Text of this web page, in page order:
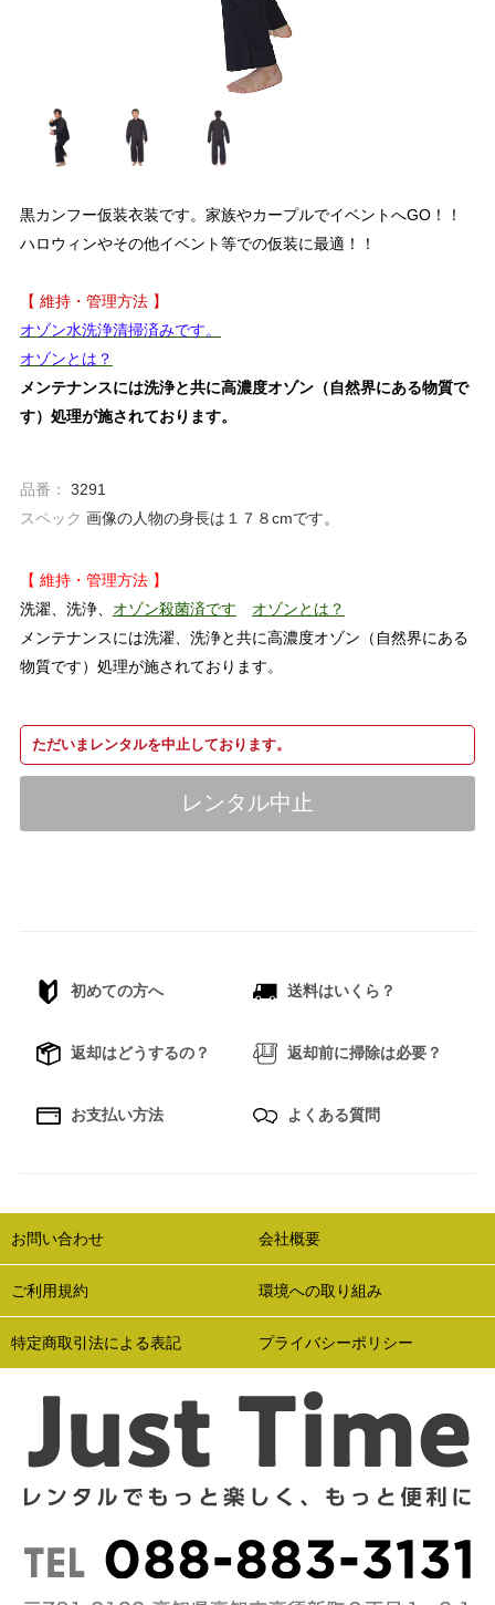
黒カンフー仮装衣装です。家族やカープルでイベントへGO！！
ハロウィンやその他イベント等での仮装に最適！！
【 維持・管理方法 】
オゾン水洗浄清掃済みです。
オゾンとは？
メンテナンスには洗浄と共に高濃度オゾン（自然界にある物質で
す）処理が施されております。
品番：
3291
スペック 画像の人物の身長は１７８cmです。
【 維持・管理方法 】
洗濯、洗浄、 オゾン殺菌済です
オゾンとは？
メンテナンスには洗濯、洗浄と共に高濃度オゾン（自然界にある
物質です）処理が施されております。
ただいまレンタルを中止しております。
レンタル中止
初めての方へ 送料はいくら？
返却はどうするの？ 返却前に掃除は必要？
お支払い方法 よくある質問
お問い合わせ 会社概要
ご利用規約 環境への取り組み
特定商取引法による表記 プライバシーポリシー